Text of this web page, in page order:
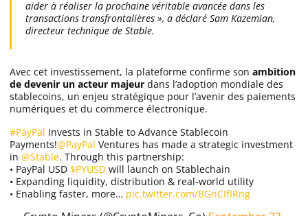
aider à réaliser la prochaine véritable avancée dans les
transactions transfrontalières », a déclaré Sam Kazemian,
directeur technique de Stable.
Avec cet investissement, la plateforme confirme son ambition
de devenir un acteur majeur dans l’adoption mondiale des
stablecoins, un enjeu stratégique pour l’avenir des paiements
numériques et du commerce électronique.
#PayPal Invests in Stable to Advance Stablecoin
Payments!@PayPal Ventures has made a strategic investment
in @Stable. Through this partnership:
• PayPal USD $PYUSD will launch on Stablechain
• Expanding liquidity, distribution & real-world utility
• Enabling faster, more… pic.twitter.com/BGnCIfIRng